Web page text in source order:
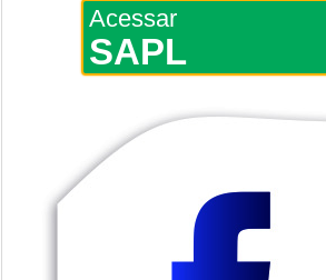
Acessar
SAPL